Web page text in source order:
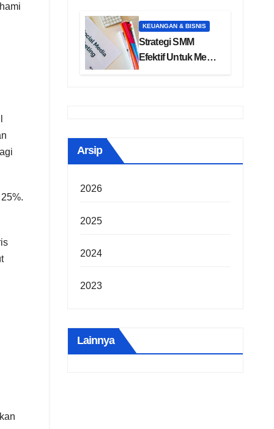
KEUANGAN & BISNIS
Strategi SMM
Efektif Untuk Media
Sosial Anda
Arsip
2026
2025
2024
2023
Lainnya